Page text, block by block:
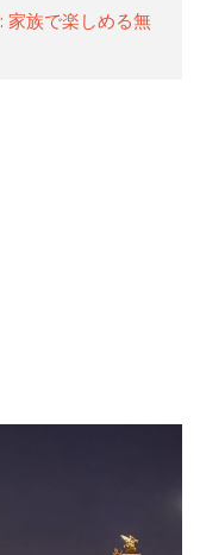
家族で楽しめる無